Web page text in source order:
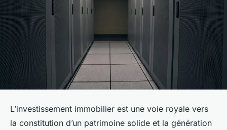
L’investissement immobilier est une voie royale vers
la constitution d’un patrimoine solide et la génération